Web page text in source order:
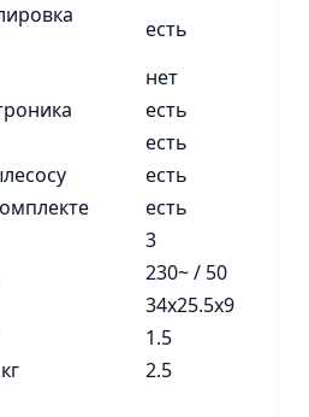
есть
нет
есть
есть
есть
есть
3
230~ / 50
34x25.5x9
1.5
2.5